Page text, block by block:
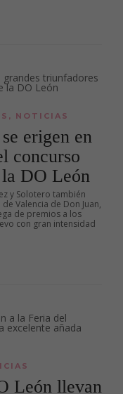
, NOTICIAS
erigen en
concurso
DO León
y Solotero también
Valencia de Don Juan,
de premios a los
con gran intensidad
León llevan